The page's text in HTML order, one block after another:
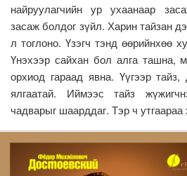
найруулагчийн ур ухаанаар
засаж болдог зүйл. Харин тайзан
л тоглоно. Үзэгч тэнд өөрийнхөө
Үнэхээр сайхан бол алга ташна,
орхиод гараад явна. Үүгээр
ялгаатай. Иймээс тайз
чадварыг шаарддаг. Тэр ч